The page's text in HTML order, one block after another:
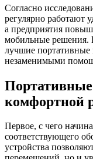
Согласно
регулярно работают
а предприятия
мобильные решения.
лучшие портативные
незаменимыми
Портативные
комфортной
Первое, с чего
соответствующего
устройства